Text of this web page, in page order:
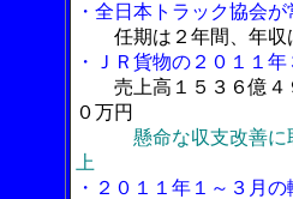
・全日本トラック協会
任期は２年間、年収
・ＪＲ貨物の２０１１
売上高１５３６億４
０万円
懸命な収支改善
上
・２０１１年１～３月